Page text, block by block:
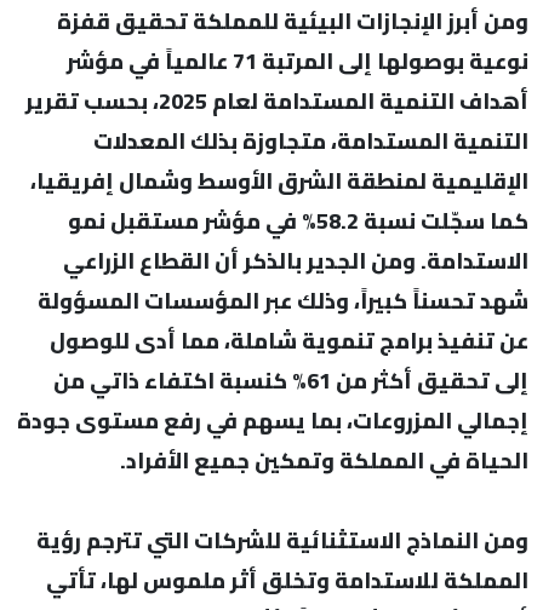
ومن أبرز الإنجازات البيئية للمملكة تحقيق قفزة
نوعية بوصولها إلى المرتبة 71 عالمياً في مؤشر
أهداف التنمية المستدامة لعام 2025، بحسب تقرير
التنمية المستدامة، متجاوزة بذلك المعدلات
الإقليمية لمنطقة الشرق الأوسط وشمال إفريقيا،
كما سجّلت نسبة 58.2% في مؤشر مستقبل نمو
الاستدامة. ومن الجدير بالذكر أن القطاع الزراعي
شهد تحسناً كبيراً، وذلك عبر المؤسسات المسؤولة
عن تنفيذ برامج تنموية شاملة، مما أدى للوصول
إلى تحقيق أكثر من 61% كنسبة اكتفاء ذاتي من
إجمالي المزروعات، بما يسهم في رفع مستوى جودة
الحياة في المملكة وتمكين جميع الأفراد.
ومن النماذج الاستثنائية للشركات التي تترجم رؤية
المملكة للاستدامة وتخلق أثر ملموس لها، تأتي